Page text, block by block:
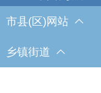
市县(区)网站
乡镇街道